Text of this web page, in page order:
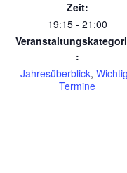
Zeit:
19:15 - 21:00
:
Jahresüberblick,
Termine